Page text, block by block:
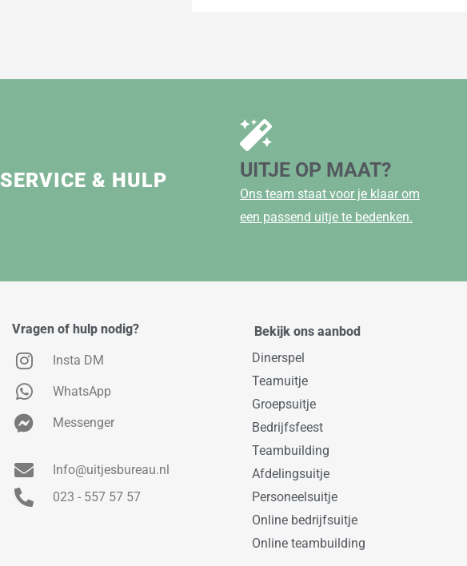
SERVICE & HULP UITJE OP MAAT?
Ons team staat voor je klaar om
een passend uitje te bedenken.
Vragen of hulp nodig?
Insta DM
WhatsApp
Messenger
Info@uitjesbureau.nl
023 - 557 57 57
Bekijk ons aanbod
Dinerspel
Teamuitje
Groepsuitje
Bedrijfsfeest
Teambuilding
Afdelingsuitje
Personeelsuitje
Online bedrijfsuitje
Online teambuilding